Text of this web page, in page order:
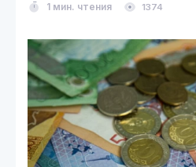
1 мин. чтения
1374